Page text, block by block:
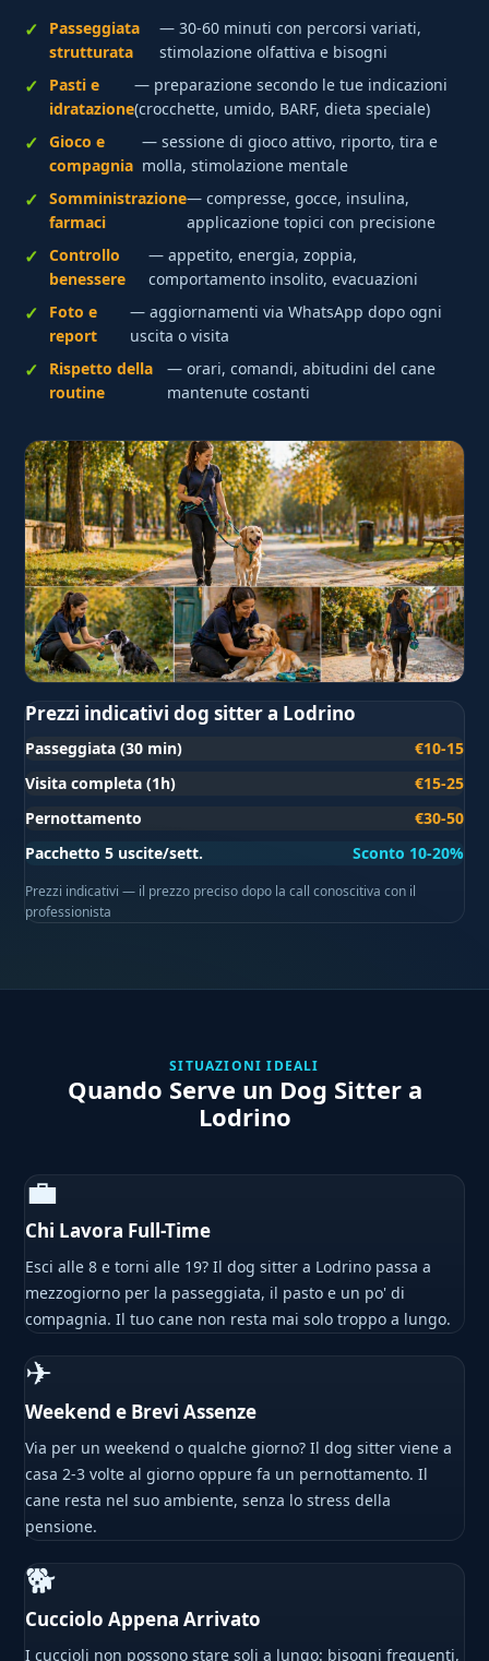
Passeggiata
strutturata
— 30-60 minuti con percorsi variati,
stimolazione olfattiva e bisogni
Pasti e
idratazione
— preparazione secondo le tue indicazioni
(crocchette, umido, BARF, dieta speciale)
Gioco e
compagnia
— sessione di gioco attivo, riporto, tira e
molla, stimolazione mentale
Somministrazione
farmaci
— compresse, gocce, insulina,
applicazione topici con precisione
Controllo
benessere
— appetito, energia, zoppia,
comportamento insolito, evacuazioni
Foto e
report
— aggiornamenti via WhatsApp dopo ogni
uscita o visita
Rispetto della
routine
— orari, comandi, abitudini del cane
mantenute costanti
Prezzi indicativi dog sitter a Lodrino
Passeggiata (30 min)
€10-15
Visita completa (1h)
€15-25
Pernottamento
€30-50
Pacchetto 5 uscite/sett.
Sconto 10-20%
Prezzi indicativi — il prezzo preciso dopo la call conoscitiva con il
professionista
SITUAZIONI IDEALI
Quando Serve un Dog Sitter a
Lodrino
💼
Chi Lavora Full-Time
Esci alle 8 e torni alle 19? Il dog sitter a Lodrino passa a
mezzogiorno per la passeggiata, il pasto e un po' di
compagnia. Il tuo cane non resta mai solo troppo a lungo.
✈
Weekend e Brevi Assenze
Via per un weekend o qualche giorno? Il dog sitter viene a
casa 2-3 volte al giorno oppure fa un pernottamento. Il
cane resta nel suo ambiente, senza lo stress della
pensione.
🐕
Cucciolo Appena Arrivato
I cuccioli non possono stare soli a lungo: bisogni frequenti,